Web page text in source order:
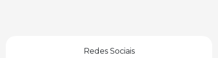
Redes Sociais